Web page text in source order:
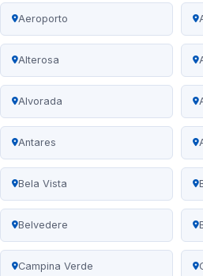
Aeroporto
Alterosa
Alvorada
Antares
Bela Vista
Belvedere
Campina Verde